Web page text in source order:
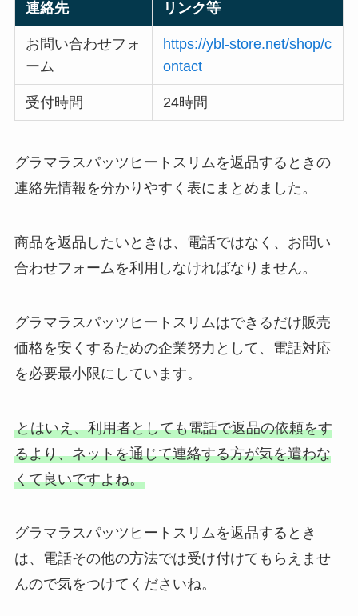
連絡先 リンク等
お問い合わせフォ
ーム
https://ybl-store.net/shop/c
ontact
受付時間 24時間
グラマラスパッツヒートスリムを返品するときの
連絡先情報を分かりやすく表にまとめました。
商品を返品したいときは、電話ではなく、お問い
合わせフォームを利用しなければなりません。
グラマラスパッツヒートスリムはできるだけ販売
価格を安くするための企業努力として、電話対応
を必要最小限にしています。
とはいえ、利用者としても電話で返品の依頼をす
るより、ネットを通じて連絡する方が気を遣わな
くて良いですよね。
グラマラスパッツヒートスリムを返品するとき
は、電話その他の方法では受け付けてもらえませ
んので気をつけてくださいね。